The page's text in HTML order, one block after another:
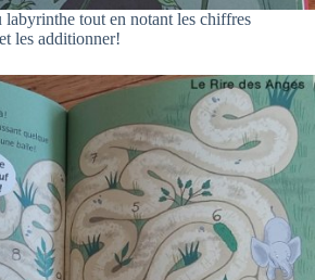
tout en notant les chiffres
les additionner!